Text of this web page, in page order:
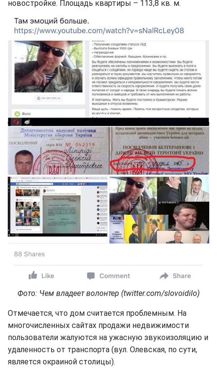
новостройке. Площадь квартиры – 113,8 кв. м.
Фото: Чем владеет волонтер (twitter.com/slovoidilo)
Отмечается, что дом считается проблемным. На
многочисленных сайтах продажи недвижимости
пользователи жалуются на ужасную звукоизоляцию и
удаленность от транспорта (вул. Олевская, по сути,
является окраиной столицы).